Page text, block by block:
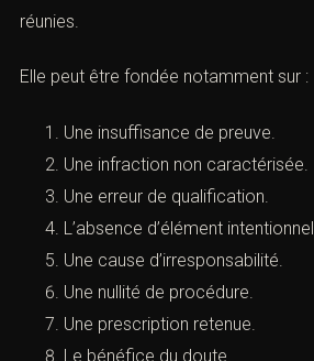
sont pas réunies.
Elle peut être fondée notamment sur :
Une insuffisance de preuve.
Une infraction non caractérisée.
Une erreur de qualification.
L’absence d’élément intentionnel.
Une cause d’irresponsabilité.
Une nullité de procédure.
Une prescription retenue.
Le bénéfice du doute.